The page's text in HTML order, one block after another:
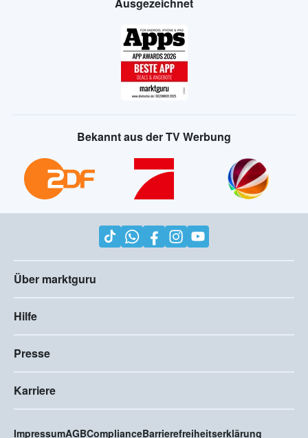
Bekannt aus der TV Werbung
Über marktguru
Hilfe
Presse
Karriere
ImpressumAGBComplianceBarrierefreiheitserklärung